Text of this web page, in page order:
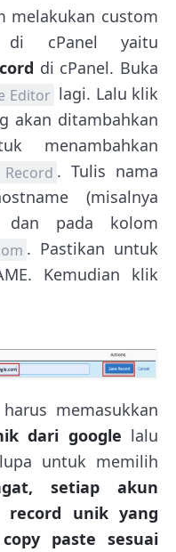
melakukan custom
cPanel yaitu
di cPanel. Buka
Editor lagi. Lalu klik
akan ditambahkan
menambahkan
. Tulis nama
(misalnya
dan pada kolom
. Pastikan untuk
Kemudian klik
memasukkan
dari google lalu
untuk memilih
setiap akun
unik yang
paste sesuai